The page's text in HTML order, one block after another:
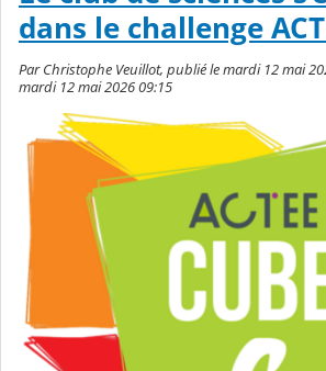
dans le challenge
Par Christophe Veuillot, publié le mardi 12 mai
mardi 12 mai 2026 09:15